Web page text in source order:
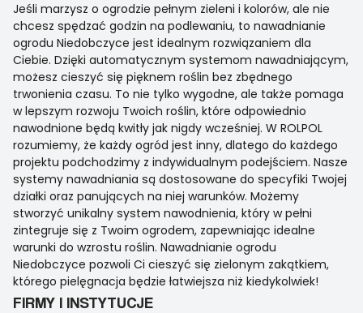
Jeśli marzysz o ogrodzie pełnym zieleni i kolorów, ale nie
chcesz spędzać godzin na podlewaniu, to nawadnianie
ogrodu Niedobczyce jest idealnym rozwiązaniem dla
Ciebie. Dzięki automatycznym systemom nawadniającym,
możesz cieszyć się pięknem roślin bez zbędnego
trwonienia czasu. To nie tylko wygodne, ale także pomaga
w lepszym rozwoju Twoich roślin, które odpowiednio
nawodnione będą kwitły jak nigdy wcześniej. W ROLPOL
rozumiemy, że każdy ogród jest inny, dlatego do każdego
projektu podchodzimy z indywidualnym podejściem. Nasze
systemy nawadniania są dostosowane do specyfiki Twojej
działki oraz panujących na niej warunków. Możemy
stworzyć unikalny system nawodnienia, który w pełni
zintegruje się z Twoim ogrodem, zapewniając idealne
warunki do wzrostu roślin. Nawadnianie ogrodu
Niedobczyce pozwoli Ci cieszyć się zielonym zakątkiem,
którego pielęgnacja będzie łatwiejsza niż kiedykolwiek!
FIRMY I INSTYTUCJE